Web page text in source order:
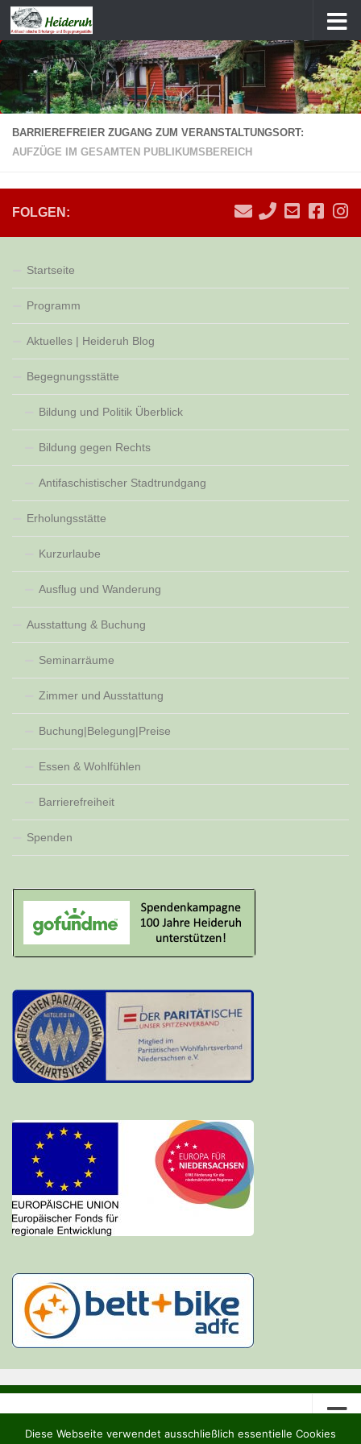
Zum Inhalt springen
BARRIEREFREIER ZUGANG ZUM VERANSTALTUNGSORT:
AUFZÜGE IM GESAMTEN PUBLIKUMSBEREICH
FOLGEN:
Startseite
Programm
Aktuelles | Heideruh Blog
Begegnungsstätte
Bildung und Politik Überblick
Bildung gegen Rechts
Antifaschistischer Stadtrundgang
Erholungsstätte
Kurzurlaube
Ausflug und Wanderung
Ausstattung & Buchung
Seminarräume
Zimmer und Ausstattung
Buchung|Belegung|Preise
Essen & Wohlfühlen
Barrierefreiheit
Spenden
Diese Webseite verwendet ausschließlich essentielle Cookies